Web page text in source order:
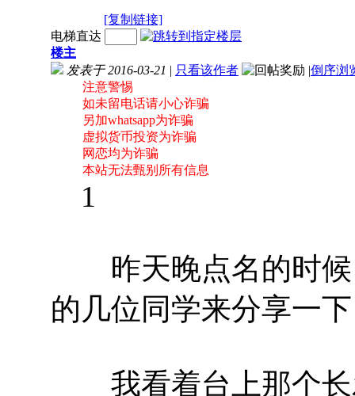
[复制链接]
电梯直达
楼主
发表于 2016-03-21 | 只看该作者 |倒序浏
注意警惕
如未留电话请小心诈骗
另加whatsapp为诈骗
虚拟货币投资为诈骗
网恋均为诈骗
本站无法甄别所有信息
1
昨天晚点名的时候
的几位同学来分享一
我看着台上那个长